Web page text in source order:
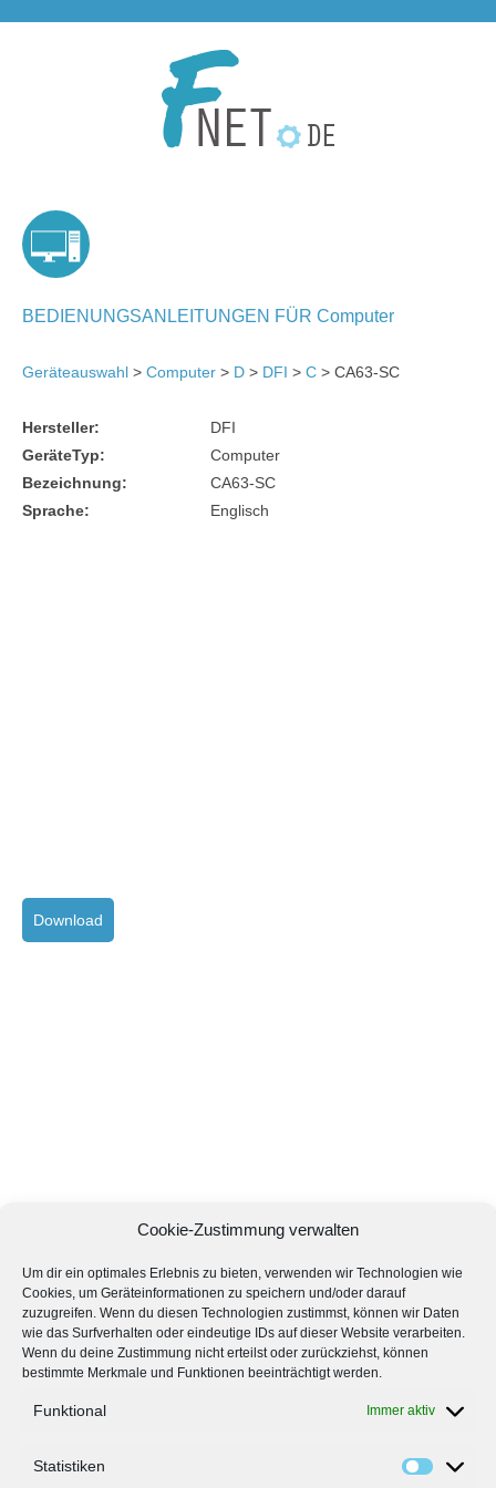
Cookie-Zustimmung verwalten
Um dir ein optimales Erlebnis zu bieten, verwenden wir Technologien wie
Cookies, um Geräteinformationen zu speichern und/oder darauf
zuzugreifen. Wenn du diesen Technologien zustimmst, können wir Daten
wie das Surfverhalten oder eindeutige IDs auf dieser Website verarbeiten.
Wenn du deine Zustimmung nicht erteilst oder zurückziehst, können
bestimmte Merkmale und Funktionen beeinträchtigt werden.
Funktional Immer aktiv
Statistiken
BEDIENUNGSANLEITUNGEN FÜR Computer
Geräteauswahl > Computer > D > DFI > C > CA63-SC
Hersteller:
DFI
GeräteTyp:
Computer
Bezeichnung:
CA63-SC
Sprache:
Englisch
Download